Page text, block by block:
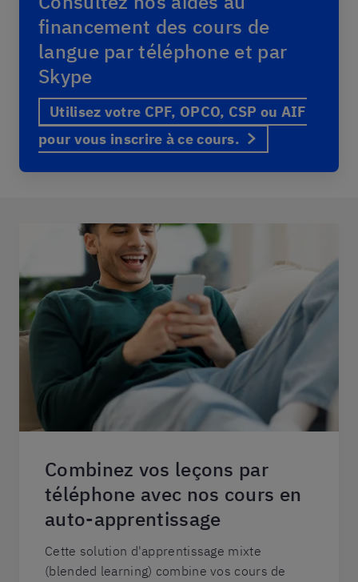
financement des cours de
langue par téléphone et par
Skype
Utilisez votre CPF, OPCO, CSP ou AIF
pour vous inscrire à ce cours.
Combinez vos leçons par
téléphone avec nos cours en
auto-apprentissage
Cette solution d'apprentissage mixte
(blended learning) combine vos cours de